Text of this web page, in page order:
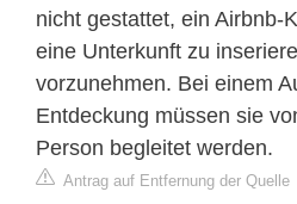
nicht gestattet, ein Airbnb-
eine Unterkunft zu
vorzunehmen. Bei einem
Entdeckung müssen sie
Person begleitet werden.
Antrag auf Entfernung der Quelle